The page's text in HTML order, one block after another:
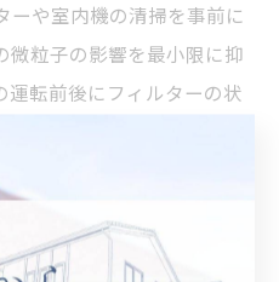
ーや室内機の清掃を事前に
微粒子の影響を最小限に抑
運転前後にフィルターの状
リーニングすることが快適
れるエアコンメンテ